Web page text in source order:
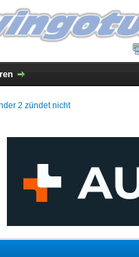
2 zündet nicht